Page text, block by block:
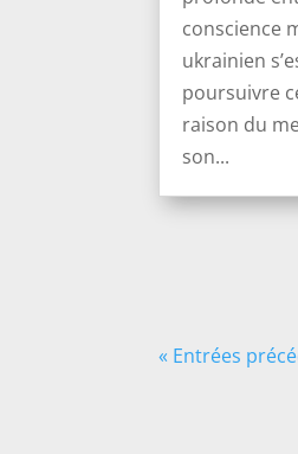
conscience
ukrainien
poursuivre
raison du
son...
« Entrées